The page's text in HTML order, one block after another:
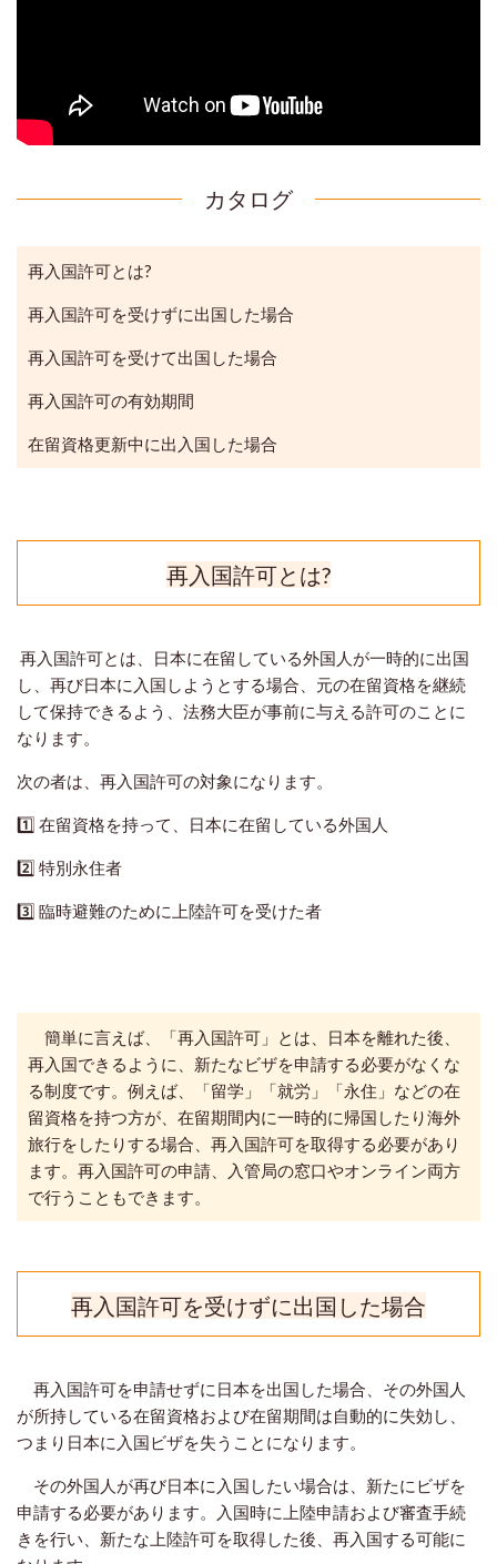
カタログ
再入国許可とは?
再入国許可を受けずに出国した場合
再入国許可を受けて出国した場合
再入国許可の有効期間
在留資格更新中に出入国した場合
再入国許可とは?
再入国許可とは、日本に在留している外国人が一時的に出国
し、再び日本に入国しようとする場合、元の在留資格を継続
して保持できるよう、法務大臣が事前に与える許可のことに
なります。
次の者は、再入国許可の対象になります。
1️⃣ 在留資格を持って、日本に在留している外国人
2️⃣ 特別永住者
3️⃣ 臨時避難のために上陸許可を受けた者
簡単に言えば、「再入国許可」とは、日本を離れた後、
再入国できるように、新たなビザを申請する必要がなくな
る制度です。例えば、「留学」「就労」「永住」などの在
留資格を持つ方が、在留期間内に一時的に帰国したり海外
旅行をしたりする場合、再入国許可を取得する必要があり
ます。再入国許可の申請、入管局の窓口やオンライン両方
で行うこともできます。
再入国許可を受けずに出国した場合
再入国許可を申請せずに日本を出国した場合、その外国人
が所持している在留資格および在留期間は自動的に失効し、
つまり日本に入国ビザを失うことになります。
その外国人が再び日本に入国したい場合は、新たにビザを
申請する必要があります。入国時に上陸申請および審査手続
きを行い、新たな上陸許可を取得した後、再入国する可能に